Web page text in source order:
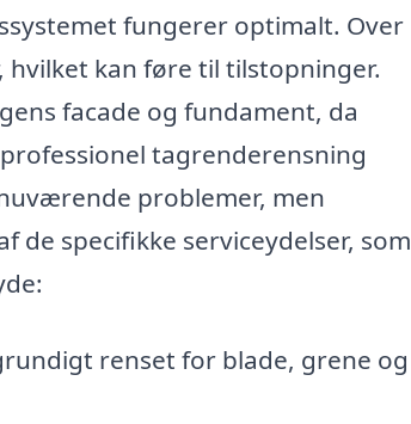
fungerer optimalt. Over
hvilket kan føre til tilstopninger.
facade og fundament, da
tagrenderensning
problemer, men
de specifikke serviceydelser, som
renset for blade, grene og